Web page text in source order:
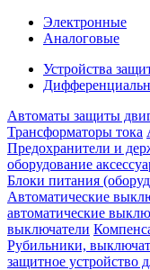
Электронные
Аналоговые
Устройства
Автоматы защиты
Трансформаторы тока
Предохранители и
оборудование
Блоки питания
Автоматические
автоматические
выключатели
Рубильники,
защитное устройство